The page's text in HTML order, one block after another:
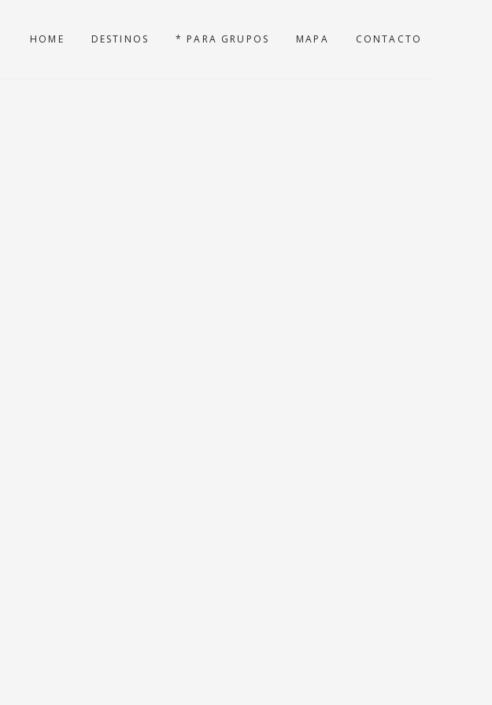
HOME DESTINOS * PARA GRUPOS MAPA CONTACTO